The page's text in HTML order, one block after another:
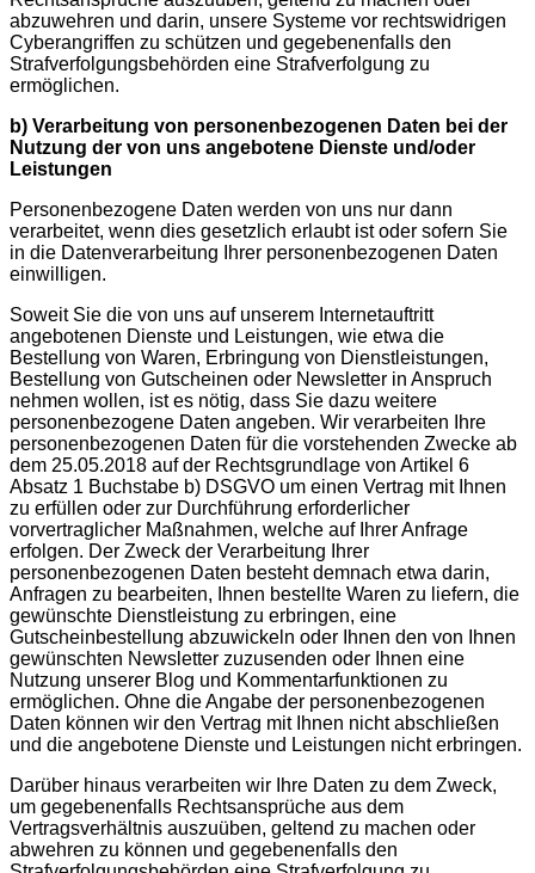
abzuwehren und darin, unsere Systeme vor rechtswidrigen
Cyberangriffen zu schützen und gegebenenfalls den
Strafverfolgungsbehörden eine Strafverfolgung zu
ermöglichen.
b) Verarbeitung von personenbezogenen Daten bei der
Nutzung der von uns angebotene Dienste und/oder
Leistungen
Personenbezogene Daten werden von uns nur dann
verarbeitet, wenn dies gesetzlich erlaubt ist oder sofern Sie
in die Datenverarbeitung Ihrer personenbezogenen Daten
einwilligen.
Soweit Sie die von uns auf unserem Internetauftritt
angebotenen Dienste und Leistungen, wie etwa die
Bestellung von Waren, Erbringung von Dienstleistungen,
Bestellung von Gutscheinen oder Newsletter in Anspruch
nehmen wollen, ist es nötig, dass Sie dazu weitere
personenbezogene Daten angeben. Wir verarbeiten Ihre
personenbezogenen Daten für die vorstehenden Zwecke ab
dem 25.05.2018 auf der Rechtsgrundlage von Artikel 6
Absatz 1 Buchstabe b) DSGVO um einen Vertrag mit Ihnen
zu erfüllen oder zur Durchführung erforderlicher
vorvertraglicher Maßnahmen, welche auf Ihrer Anfrage
erfolgen. Der Zweck der Verarbeitung Ihrer
personenbezogenen Daten besteht demnach etwa darin,
Anfragen zu bearbeiten, Ihnen bestellte Waren zu liefern, die
gewünschte Dienstleistung zu erbringen, eine
Gutscheinbestellung abzuwickeln oder Ihnen den von Ihnen
gewünschten Newsletter zuzusenden oder Ihnen eine
Nutzung unserer Blog und Kommentarfunktionen zu
ermöglichen. Ohne die Angabe der personenbezogenen
Daten können wir den Vertrag mit Ihnen nicht abschließen
und die angebotene Dienste und Leistungen nicht erbringen.
Darüber hinaus verarbeiten wir Ihre Daten zu dem Zweck,
um gegebenenfalls Rechtsansprüche aus dem
Vertragsverhältnis auszuüben, geltend zu machen oder
abwehren zu können und gegebenenfalls den